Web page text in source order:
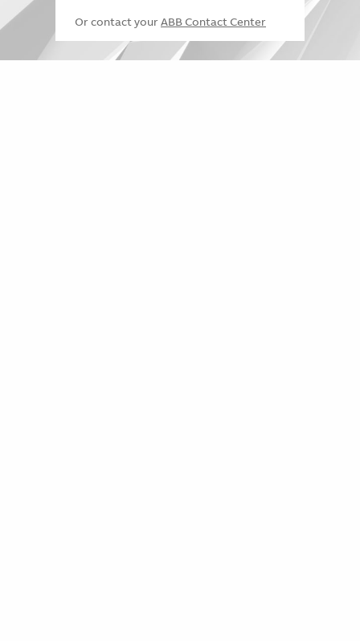
Or contact your ABB Contact Center